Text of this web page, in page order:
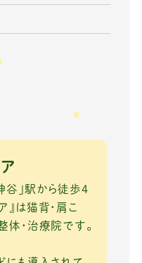
谷」駅から徒歩4
は猫背・肩こ
体・治療院です。